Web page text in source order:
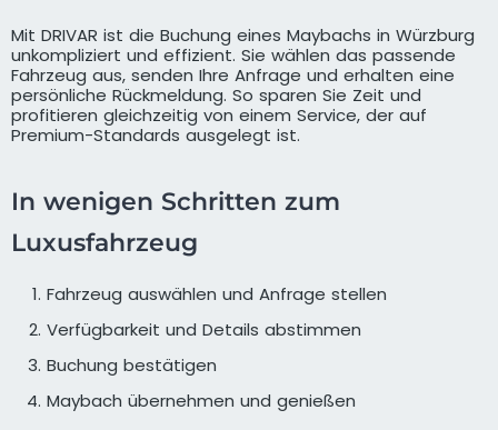
Mit DRIVAR ist die Buchung eines Maybachs in Würzburg
unkompliziert und effizient. Sie wählen das passende
Fahrzeug aus, senden Ihre Anfrage und erhalten eine
persönliche Rückmeldung. So sparen Sie Zeit und
profitieren gleichzeitig von einem Service, der auf
Premium-Standards ausgelegt ist.
In wenigen Schritten zum
Luxusfahrzeug
Fahrzeug auswählen und Anfrage stellen
Verfügbarkeit und Details abstimmen
Buchung bestätigen
Maybach übernehmen und genießen